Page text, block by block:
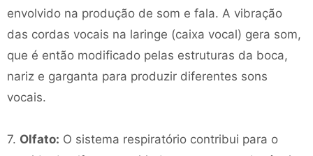
envolvido na produção de som e fala. A vibração
das cordas vocais na laringe (caixa vocal) gera som,
que é então modificado pelas estruturas da boca,
nariz e garganta para produzir diferentes sons
vocais.
7. Olfato: O sistema respiratório contribui para o